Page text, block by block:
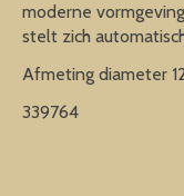
moderne
stelt zich
Afmeting diameter
339764